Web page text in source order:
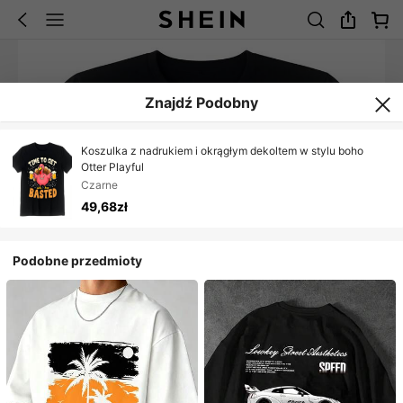
Znajdź Podobny
Koszulka z nadrukiem i okrągłym dekoltem w stylu boho
Otter Playful
Czarne
49,68zł
Podobne przedmioty